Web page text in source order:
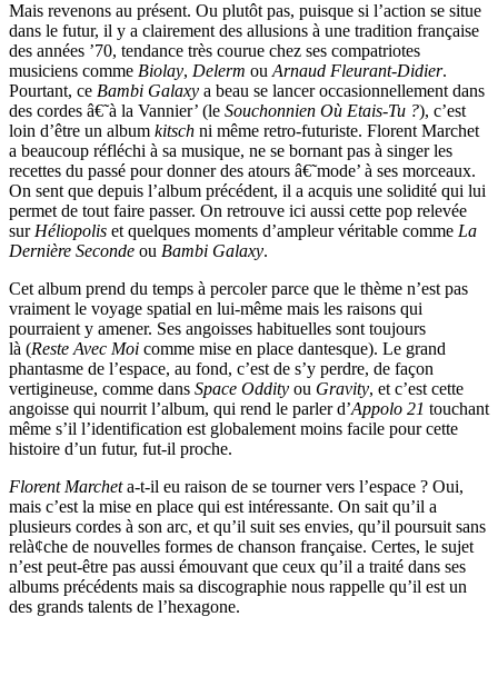
Mais revenons au présent. Ou plutôt pas, puisque si l’action se situe
dans le futur, il y a clairement des allusions à une tradition française
des années ’70, tendance très courue chez ses compatriotes
musiciens comme Biolay, Delerm ou Arnaud Fleurant-Didier.
Pourtant, ce Bambi Galaxy a beau se lancer occasionnellement dans
des cordes â€˜à la Vannier’ (le Souchonnien Où Etais-Tu ?), c’est
loin d’être un album kitsch ni même retro-futuriste. Florent Marchet
a beaucoup réfléchi à sa musique, ne se bornant pas à singer les
recettes du passé pour donner des atours â€˜mode’ à ses morceaux.
On sent que depuis l’album précédent, il a acquis une solidité qui lui
permet de tout faire passer. On retrouve ici aussi cette pop relevée
sur Héliopolis et quelques moments d’ampleur véritable comme La
Dernière Seconde ou Bambi Galaxy.
Cet album prend du temps à percoler parce que le thème n’est pas
vraiment le voyage spatial en lui-même mais les raisons qui
pourraient y amener. Ses angoisses habituelles sont toujours
là (Reste Avec Moi comme mise en place dantesque). Le grand
phantasme de l’espace, au fond, c’est de s’y perdre, de façon
vertigineuse, comme dans Space Oddity ou Gravity, et c’est cette
angoisse qui nourrit l’album, qui rend le parler d’Appolo 21 touchant
même s’il l’identification est globalement moins facile pour cette
histoire d’un futur, fut-il proche.
Florent Marcheta-t-il eu raison de se tourner vers l’espace ? Oui,
mais c’est la mise en place qui est intéressante. On sait qu’il a
plusieurs cordes à son arc, et qu’il suit ses envies, qu’il poursuit sans
relà¢che de nouvelles formes de chanson française. Certes, le sujet
n’est peut-être pas aussi émouvant que ceux qu’il a traité dans ses
albums précédents mais sa discographie nous rappelle qu’il est un
des grands talents de l’hexagone.